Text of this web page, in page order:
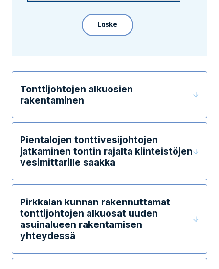
Laske
Tonttijohtojen alkuosien
rakentaminen
Pientalojen tonttivesijohtojen
jatkaminen tontin rajalta kiinteistöjen
vesimittarille saakka
Pirkkalan kunnan rakennuttamat
tonttijohtojen alkuosat uuden
asuinalueen rakentamisen
yhteydessä